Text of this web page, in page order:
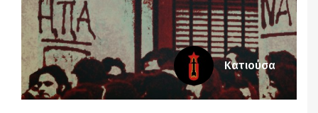
Κατιούσα